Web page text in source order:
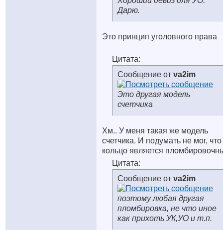
Дарю.
Это принцип уголовного права
Цитата:
Сообщение от va2im
Это другая модель
счетчика
Хм.. У меня такая же модель
счетчика. И подумать не мог, что
кольцо является
Цитата:
Сообщение от va2im
поэтому любая другая
пломбировка, не что иное
как прихоть УК,УО и т.п.